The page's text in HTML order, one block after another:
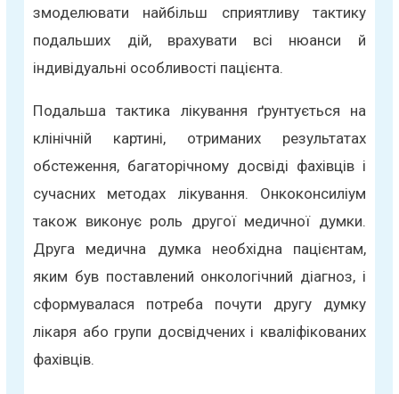
змоделювати найбільш сприятливу тактику
подальших дій, врахувати всі нюанси й
індивідуальні особливості пацієнта.
Подальша тактика лікування ґрунтується на
клінічній картині, отриманих результатах
обстеження, багаторічному досвіді фахівців і
сучасних методах лікування. Онкоконсиліум
також виконує роль другої медичної думки.
Друга медична думка необхідна пацієнтам,
яким був поставлений онкологічний діагноз, і
сформувалася потреба почути другу думку
лікаря або групи досвідчених і кваліфікованих
фахівців.